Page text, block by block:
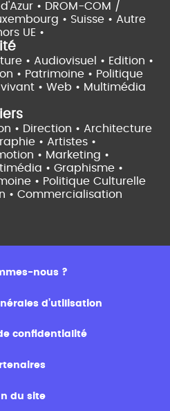
• DROM-COM /
• Suisse • Autre
UE •
• Audiovisuel • Edition •
• Patrimoine • Politique
• Web • Multimédia
• Direction • Architecture
• Artistes •
• Marketing •
• Graphisme •
• Politique Culturelle
• Commercialisation
nous ?
d’utilisation
confidentialité
du site